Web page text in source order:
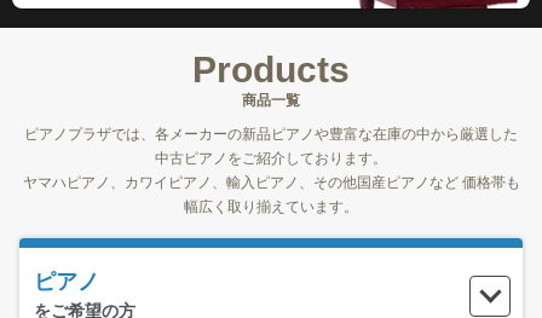
Products
商品一覧
ピアノプラザでは、各メーカーの新品ピアノや豊富な在庫の中から厳選した
中古ピアノをご紹介しております。
ヤマハピアノ、カワイピアノ、輸入ピアノ、その他国産ピアノなど 価格帯も
幅広く取り揃えています。
ピアノ
をご希望の方